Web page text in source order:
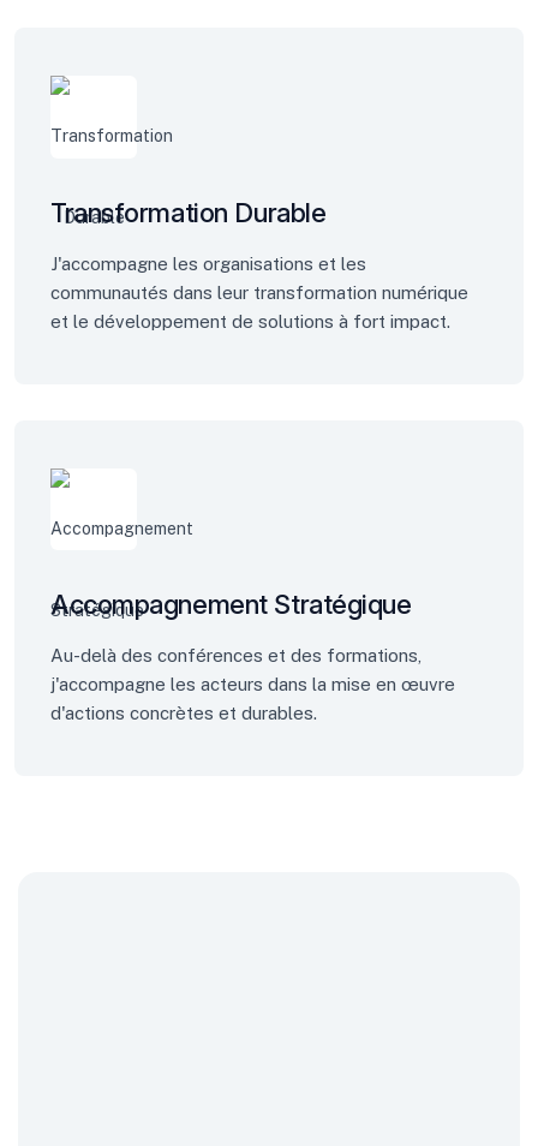
Transformation Durable
J'accompagne les organisations et les
communautés dans leur transformation numérique
et le développement de solutions à fort impact.
Accompagnement Stratégique
Au-delà des conférences et des formations,
j'accompagne les acteurs dans la mise en œuvre
d'actions concrètes et durables.